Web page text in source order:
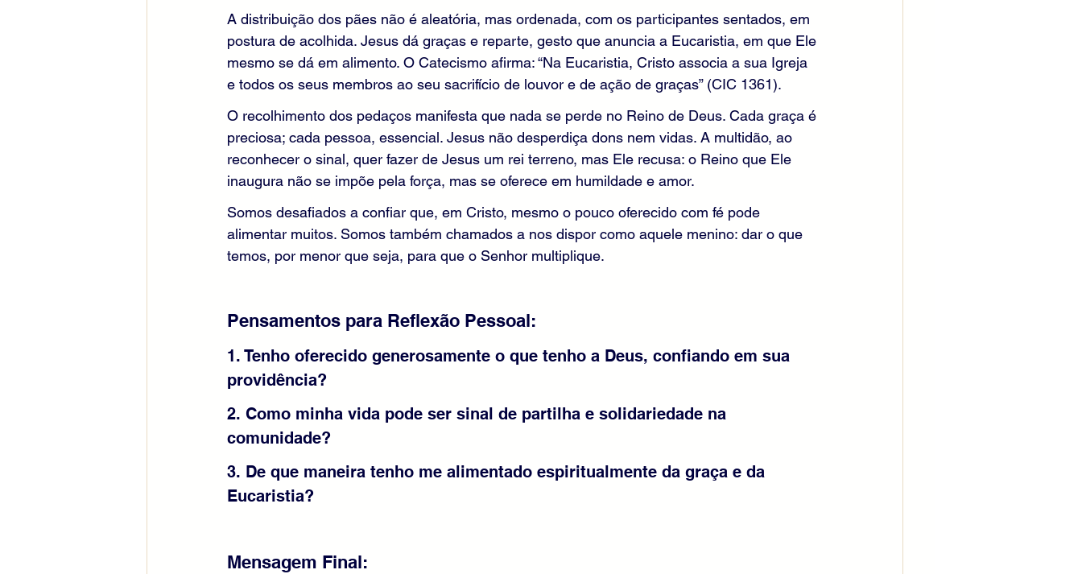
A distribuição dos pães não é aleatória, mas ordenada, com os participantes sentados, em
postura de acolhida. Jesus dá graças e reparte, gesto que anuncia a Eucaristia, em que Ele
mesmo se dá em alimento. O Catecismo afirma: “Na Eucaristia, Cristo associa a sua Igreja
e todos os seus membros ao seu sacrifício de louvor e de ação de graças” (CIC 1361).
O recolhimento dos pedaços manifesta que nada se perde no Reino de Deus. Cada graça é
preciosa; cada pessoa, essencial. Jesus não desperdiça dons nem vidas. A multidão, ao
reconhecer o sinal, quer fazer de Jesus um rei terreno, mas Ele recusa: o Reino que Ele
inaugura não se impõe pela força, mas se oferece em humildade e amor.
Somos desafiados a confiar que, em Cristo, mesmo o pouco oferecido com fé pode
alimentar muitos. Somos também chamados a nos dispor como aquele menino: dar o que
temos, por menor que seja, para que o Senhor multiplique.
Pensamentos para Reflexão Pessoal:
1. Tenho oferecido generosamente o que tenho a Deus, confiando em sua
providência?
2. Como minha vida pode ser sinal de partilha e solidariedade na
comunidade?
3. De que maneira tenho me alimentado espiritualmente da graça e da
Eucaristia?
Mensagem Final: